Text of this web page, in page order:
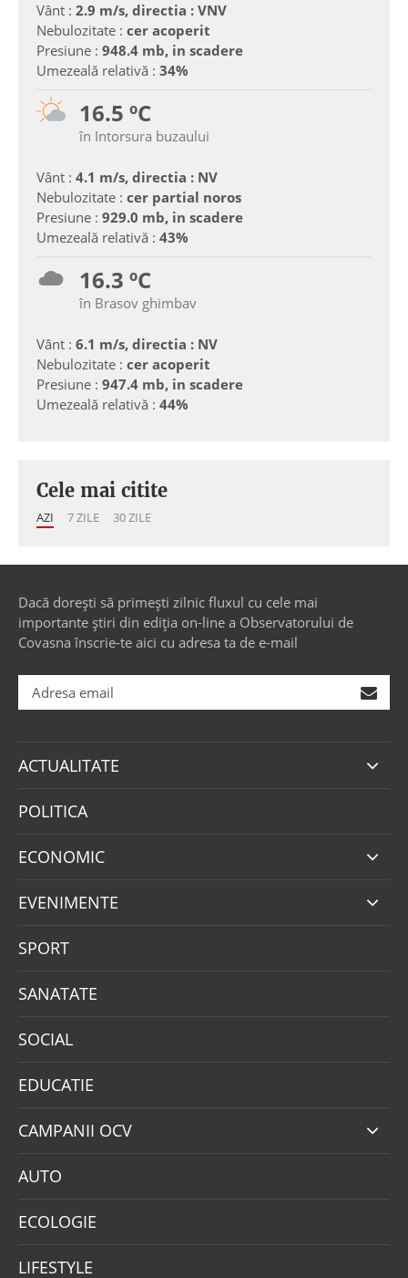
Vânt : 2.9 m/s, directia : VNV
Nebulozitate : cer acoperit
Presiune : 948.4 mb, in scadere
Umezeală relativă : 34%
16.5 ºC
în Intorsura buzaului
Vânt : 4.1 m/s, directia : NV
Nebulozitate : cer partial noros
Presiune : 929.0 mb, in scadere
Umezeală relativă : 43%
16.3 ºC
în Brasov ghimbav
Vânt : 6.1 m/s, directia : NV
Nebulozitate : cer acoperit
Presiune : 947.4 mb, in scadere
Umezeală relativă : 44%
Cele mai citite
AZI 7 ZILE 30 ZILE
Dacă dorești să primești zilnic fluxul cu cele mai
importante știri din ediția on-line a Observatorului de
Covasna înscrie-te aici cu adresa ta de e-mail
ACTUALITATE
POLITICA
ECONOMIC
EVENIMENTE
SPORT
SANATATE
SOCIAL
EDUCATIE
CAMPANII OCV
AUTO
ECOLOGIE
LIFESTYLE